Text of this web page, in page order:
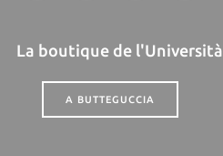
La boutique de l'Università
A BUTTEGUCCIA